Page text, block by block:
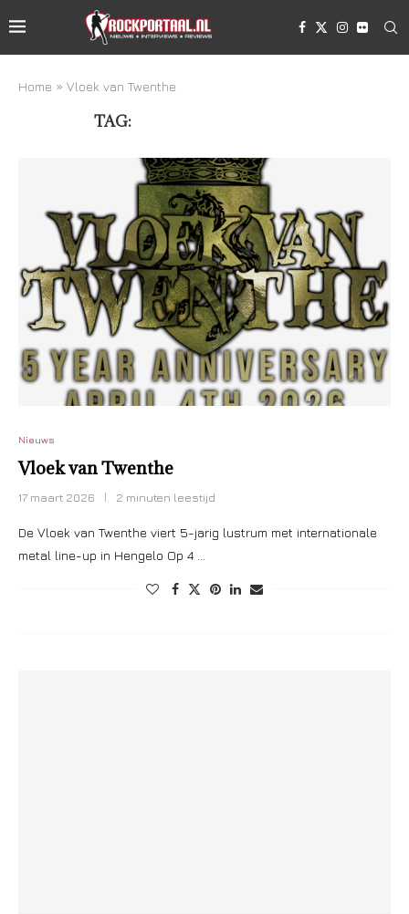
Home » Vloek van Twenthe
TAG:
Nieuws
Vloek van Twenthe
17 maart 2026 2 minuten leestijd
De Vloek van Twenthe viert 5-jarig lustrum met internationale
metal line-up in Hengelo Op 4 …